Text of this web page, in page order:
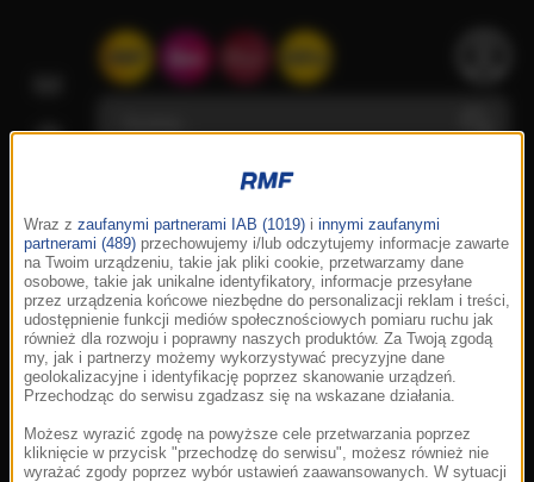
Wraz z zaufanymi partnerami IAB (1019) i innymi zaufanymi
partnerami (489) przechowujemy i/lub odczytujemy informacje zawarte
na Twoim urządzeniu, takie jak pliki cookie, przetwarzamy dane
osobowe, takie jak unikalne identyfikatory, informacje przesyłane
przez urządzenia końcowe niezbędne do personalizacji reklam i treści,
udostępnienie funkcji mediów społecznościowych pomiaru ruchu jak
również dla rozwoju i poprawny naszych produktów. Za Twoją zgodą
my, jak i partnerzy możemy wykorzystywać precyzyjne dane
geolokalizacyjne i identyfikację poprzez skanowanie urządzeń.
Przechodząc do serwisu zgadzasz się na wskazane działania.
Możesz wyrazić zgodę na powyższe cele przetwarzania poprzez
kliknięcie w przycisk "przechodzę do serwisu", możesz również nie
wyrażać zgody poprzez wybór ustawień zaawansowanych. W sytuacji